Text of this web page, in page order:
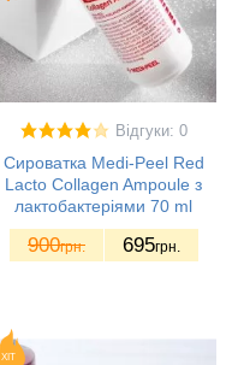
Відгуки: 0
Сироватка Medi-Peel Red
Lacto Collagen Ampoule з
лактобактеріями 70 ml
900грн. 695грн.
ХІТ